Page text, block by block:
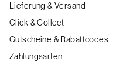
Lieferung & Versand
Click & Collect
Gutscheine & Rabattcodes
Zahlungsarten